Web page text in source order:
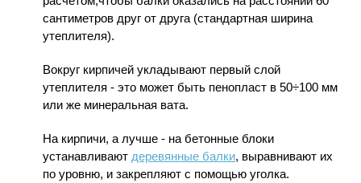
сантиметров друг от друга (стандартная ширина
утеплителя).
Вокруг кирпичей укладывают первый слой
утеплителя - это может быть пенопласт в 50÷100 мм
или же минеральная вата.
На кирпичи, а лучше - на бетонные блоки
устанавливают деревянные балки, выравнивают их
по уровню, и закрепляют с помощью уголка.